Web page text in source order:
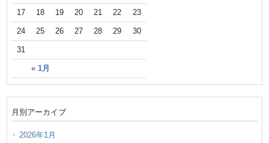
« 1月
17 18 19 20 21 22 23
24 25 26 27 28 29 30
31
月別アーカイブ
2026年1月